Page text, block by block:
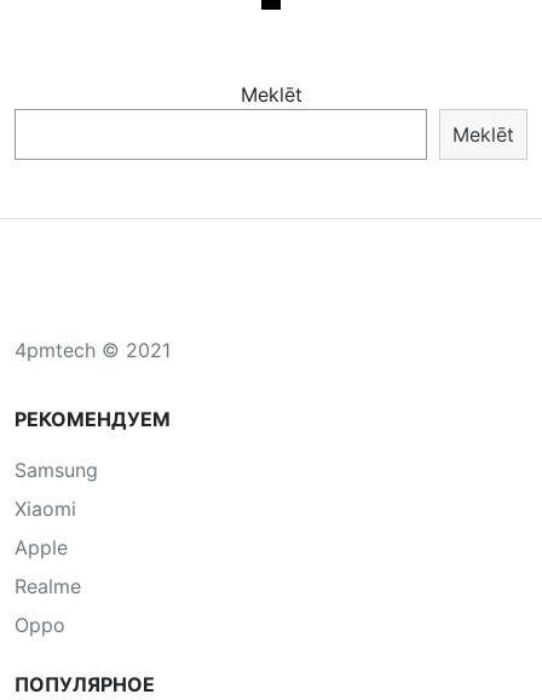
Meklēt
Meklēt
4pmtech © 2021
РЕКОМЕНДУЕМ
Samsung
Xiaomi
Apple
Realme
Oppo
ПОПУЛЯРНОЕ